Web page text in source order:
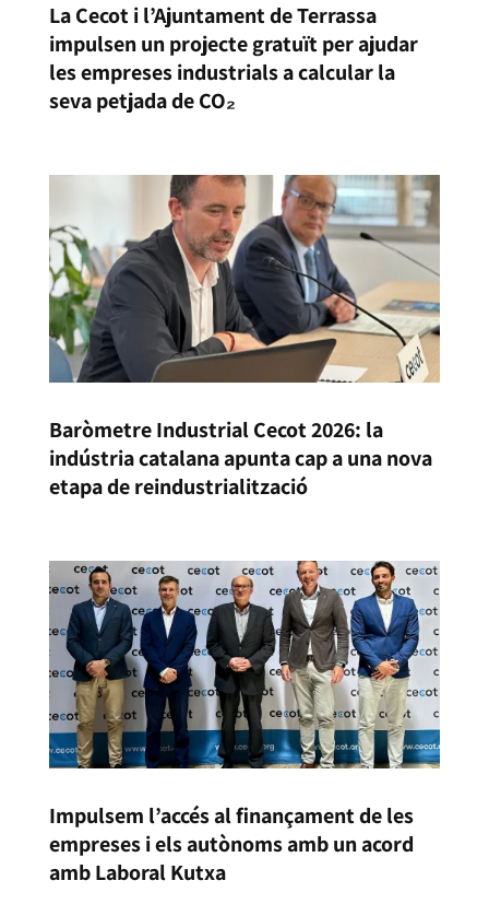
La Cecot i l’Ajuntament de Terrassa
impulsen un projecte gratuït per ajudar
les empreses industrials a calcular la
seva petjada de CO₂
Baròmetre Industrial Cecot 2026: la
indústria catalana apunta cap a una nova
etapa de reindustrialització
Impulsem l’accés al finançament de les
empreses i els autònoms amb un acord
amb Laboral Kutxa